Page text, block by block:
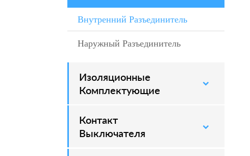
Внутренний Разъединитель
Наружный Разъединитель
Изоляционные
Комплектующие
–
Контакт
Выключателя
–